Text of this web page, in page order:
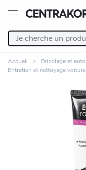
Décoration
Accueil Bricolage et auto
Entretien et nettoyage voiture